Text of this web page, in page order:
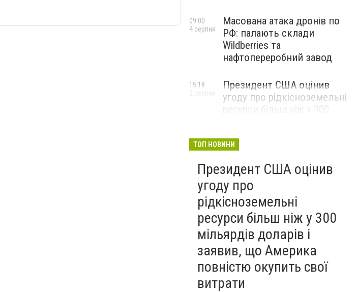
Масована атака дронів по
РФ: палають склади
Wildberries та
нафтопереробний завод
09:00
4 серпня
Президент США оцінив
угоду про рідкісноземельні
ресурси більш ніж у 300
окупить свої витрати
15:18
2 серпня
ТОП НОВИНИ
Президент США оцінив
угоду про
рідкісноземельні
ресурси більш ніж у 300
мільярдів доларів і
заявив, що Америка
повністю окупить свої
витрати